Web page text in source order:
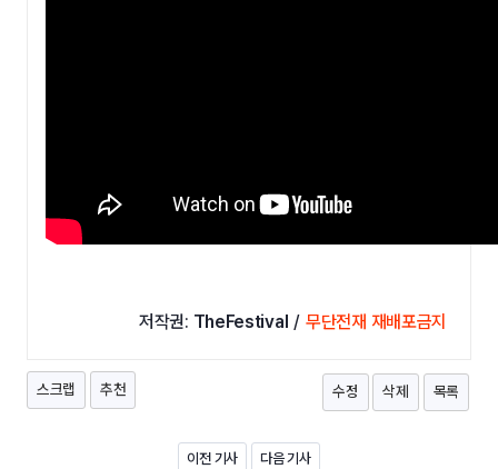
저작권: TheFestival / 무단전재 재배포금지
수정 삭제 목록
스크랩 추천
이전 기사 다음 기사